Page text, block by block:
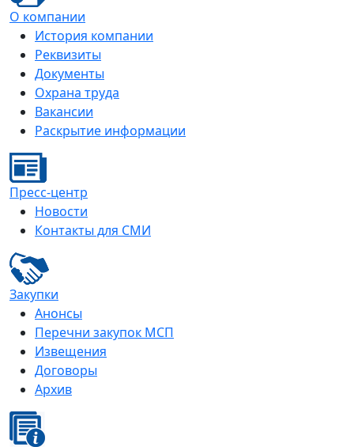
О компании
История компании
Реквизиты
Документы
Охрана труда
Вакансии
Раскрытие информации
Пресс-центр
Новости
Контакты для СМИ
Закупки
Анонсы
Перечни закупок МСП
Извещения
Договоры
Архив